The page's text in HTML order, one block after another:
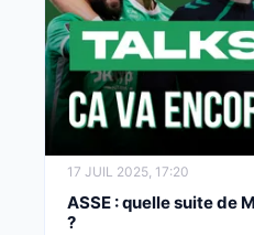
17 JUIL 2025, 17:20
ASSE : quelle suite de
?